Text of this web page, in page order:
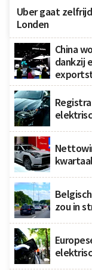
Uber gaat
Londen
China
dankzij
zou in